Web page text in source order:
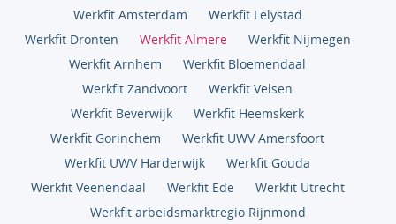
Werkfit Amsterdam
Werkfit Lelystad
Werkfit Dronten
Werkfit Almere
Werkfit Nijmegen
Werkfit Arnhem
Werkfit Bloemendaal
Werkfit Zandvoort
Werkfit Velsen
Werkfit Beverwijk
Werkfit Heemskerk
Werkfit Gorinchem
Werkfit UWV Amersfoort
Werkfit UWV Harderwijk
Werkfit Gouda
Werkfit Veenendaal
Werkfit Ede
Werkfit Utrecht
Werkfit arbeidsmarktregio Rijnmond